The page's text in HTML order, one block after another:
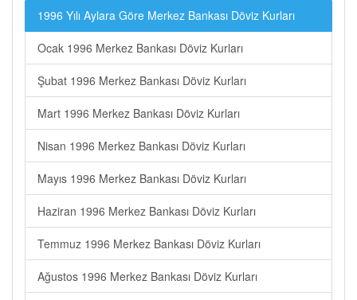
1996 Yılı Aylara Göre Merkez Bankası Döviz Kurları
Ocak 1996 Merkez Bankası Döviz Kurları
Şubat 1996 Merkez Bankası Döviz Kurları
Mart 1996 Merkez Bankası Döviz Kurları
Nisan 1996 Merkez Bankası Döviz Kurları
Mayıs 1996 Merkez Bankası Döviz Kurları
Haziran 1996 Merkez Bankası Döviz Kurları
Temmuz 1996 Merkez Bankası Döviz Kurları
Ağustos 1996 Merkez Bankası Döviz Kurları